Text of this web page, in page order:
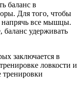
баланс в
Для того, чтобы
напрячь все мышцы.
баланс удерживать
заключается в
ловкости и
тренировки